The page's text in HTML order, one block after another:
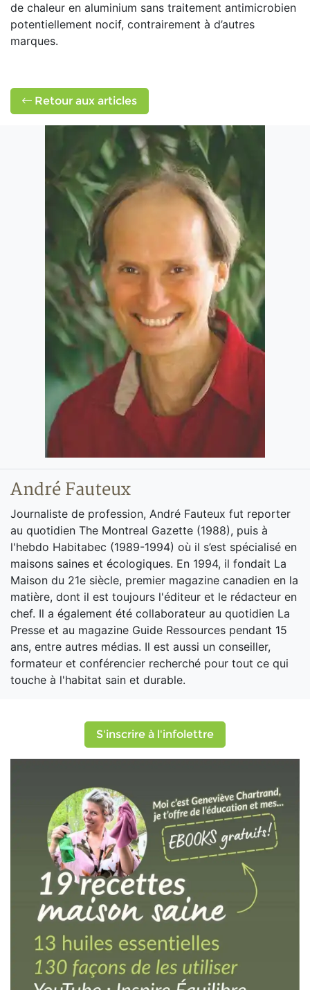
de chaleur en aluminium sans traitement antimicrobien
potentiellement nocif, contrairement à d’autres
marques.
Retour aux articles
André Fauteux
Journaliste de profession, André Fauteux fut reporter
au quotidien The Montreal Gazette (1988), puis à
l'hebdo Habitabec (1989-1994) où il s’est spécialisé en
maisons saines et écologiques. En 1994, il fondait La
Maison du 21e siècle, premier magazine canadien en la
matière, dont il est toujours l'éditeur et le rédacteur en
chef. Il a également été collaborateur au quotidien La
Presse et au magazine Guide Ressources pendant 15
ans, entre autres médias. Il est aussi un conseiller,
formateur et conférencier recherché pour tout ce qui
touche à l'habitat sain et durable.
S'inscrire à l'infolettre